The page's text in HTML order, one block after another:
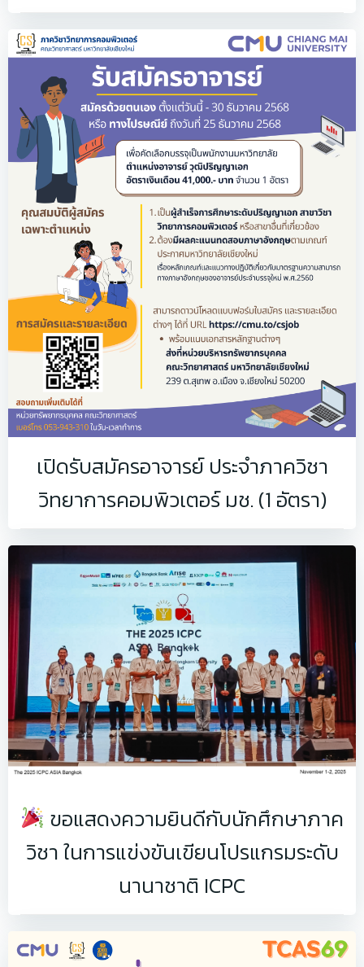
เปิดรับสมัครอาจารย์ ประจำภาควิชา
วิทยาการคอมพิวเตอร์ มช. (1 อัตรา)
ขอแสดงความยินดีกับนักศึกษาภาค
วิชา ในการแข่งขันเขียนโปรแกรมระดับ
นานาชาติ ICPC